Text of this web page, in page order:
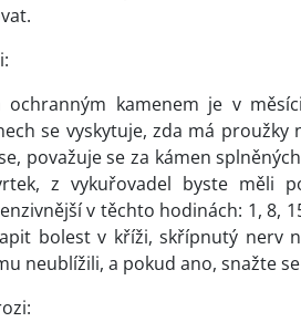
ochranným kamenem je v
se vyskytuje, zda má
považuje se za kámen
z vykuřovadel byste měli
v těchto hodinách: 1, 8,
bolest v kříži, skřípnutý nerv
neublížili, a pokud ano, snažte